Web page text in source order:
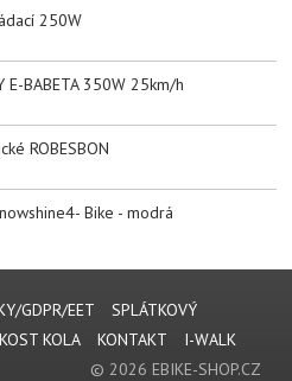
250W
E-BABETA 350W 25km/h
ROBESBON
Bike - modrá
GDPR/EET
SPLÁTKOVÝ
KOLA KONTAKT
I-WALK
© 2026 EBIKE-SHOP.CZ